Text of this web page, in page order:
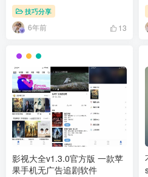
众号！技巧分享
6年前 13
影视大全v1.3.0官方版 一款苹
果手机无广告追剧软件